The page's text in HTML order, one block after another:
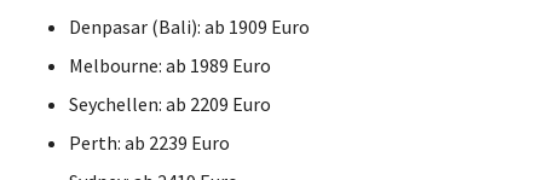
Denpasar (Bali): ab 1909 Euro
Melbourne: ab 1989 Euro
Seychellen: ab 2209 Euro
Perth: ab 2239 Euro